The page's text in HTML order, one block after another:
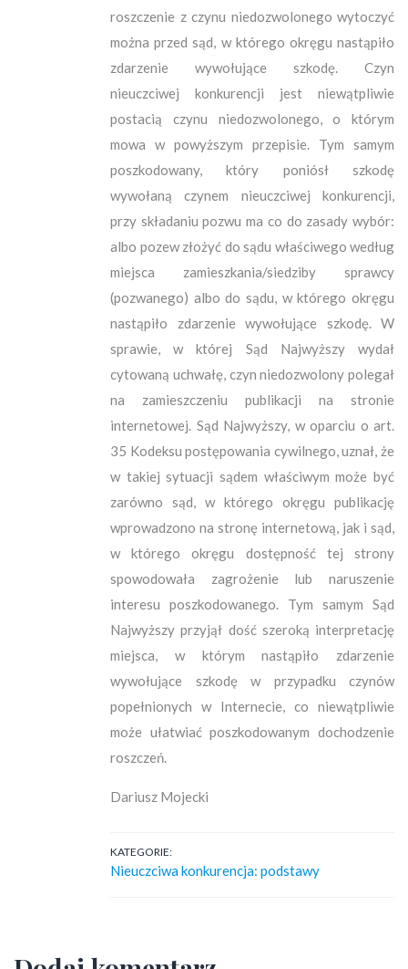
roszczenie z czynu niedozwolonego wytoczyć
można przed sąd, w którego okręgu nastąpiło
zdarzenie wywołujące szkodę. Czyn
nieuczciwej konkurencji jest niewątpliwie
postacią czynu niedozwolonego, o którym
mowa w powyższym przepisie. Tym samym
poszkodowany, który poniósł szkodę
wywołaną czynem nieuczciwej konkurencji,
przy składaniu pozwu ma co do zasady wybór:
albo pozew złożyć do sądu właściwego według
miejsca zamieszkania/siedziby sprawcy
(pozwanego) albo do sądu, w którego okręgu
nastąpiło zdarzenie wywołujące szkodę. W
sprawie, w której Sąd Najwyższy wydał
cytowaną uchwałę, czyn niedozwolony polegał
na zamieszczeniu publikacji na stronie
internetowej. Sąd Najwyższy, w oparciu o art.
35 Kodeksu postępowania cywilnego, uznał, że
w takiej sytuacji sądem właściwym może być
zarówno sąd, w którego okręgu publikację
wprowadzono na stronę internetową, jak i sąd,
w którego okręgu dostępność tej strony
spowodowała zagrożenie lub naruszenie
interesu poszkodowanego. Tym samym Sąd
Najwyższy przyjął dość szeroką interpretację
miejsca, w którym nastąpiło zdarzenie
wywołujące szkodę w przypadku czynów
popełnionych w Internecie, co niewątpliwie
może ułatwiać poszkodowanym dochodzenie
roszczeń.
Dariusz Mojecki
KATEGORIE:
Nieuczciwa konkurencja: podstawy